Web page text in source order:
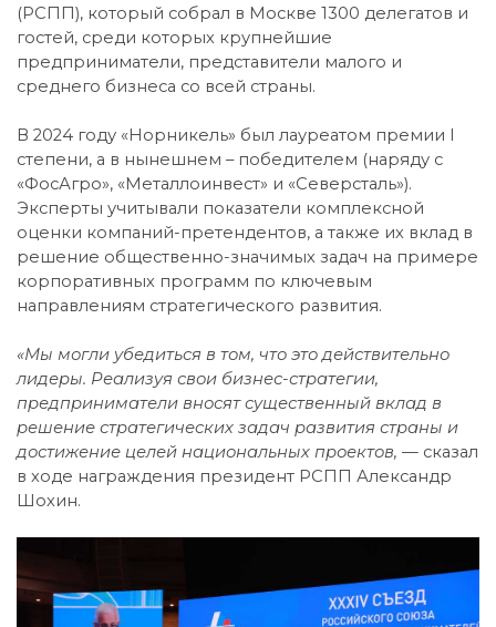
(РСПП), который собрал в Москве 1300 делегатов и
гостей, среди которых крупнейшие
предприниматели, представители малого и
среднего бизнеса со всей страны.
В 2024 году «Норникель» был лауреатом премии I
степени, а в нынешнем – победителем (наряду с
«ФосАгро», «Металлоинвест» и «Северсталь»).
Эксперты учитывали показатели комплексной
оценки компаний-претендентов, а также их вклад в
решение общественно-значимых задач на примере
корпоративных программ по ключевым
направлениям стратегического развития.
«Мы могли убедиться в том, что это действительно
лидеры. Реализуя свои бизнес-стратегии,
предприниматели вносят существенный вклад в
решение стратегических задач развития страны и
достижение целей национальных проектов, — сказал
в ходе награждения президент РСПП Александр
Шохин.